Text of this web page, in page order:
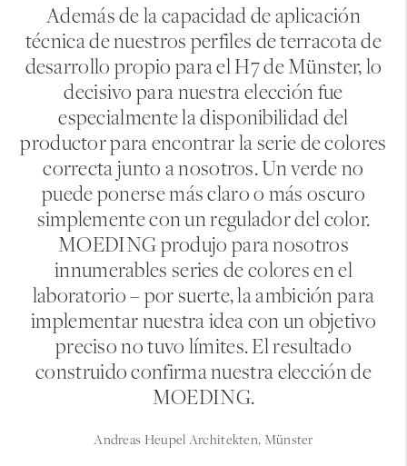
Además de la capacidad de aplicación
técnica de nuestros perfiles de terracota de
desarrollo propio para el H7 de Münster, lo
decisivo para nuestra elección fue
especialmente la disponibilidad del
productor para encontrar la serie de colores
correcta junto a nosotros. Un verde no
puede ponerse más claro o más oscuro
simplemente con un regulador del color.
MOEDING produjo para nosotros
innumerables series de colores en el
laboratorio – por suerte, la ambición para
implementar nuestra idea con un objetivo
preciso no tuvo límites. El resultado
construido confirma nuestra elección de
MOEDING.
Andreas Heupel Architekten, Münster